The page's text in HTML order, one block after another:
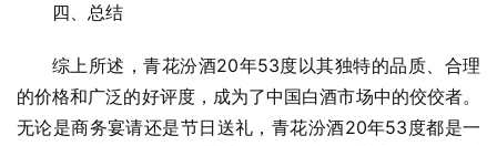
四、总结
综上所述，青花汾酒20年53度以其独特的品质、合理
的价格和广泛的好评度，成为了中国白酒市场中的佼佼者。
无论是商务宴请还是节日送礼，青花汾酒20年53度都是一